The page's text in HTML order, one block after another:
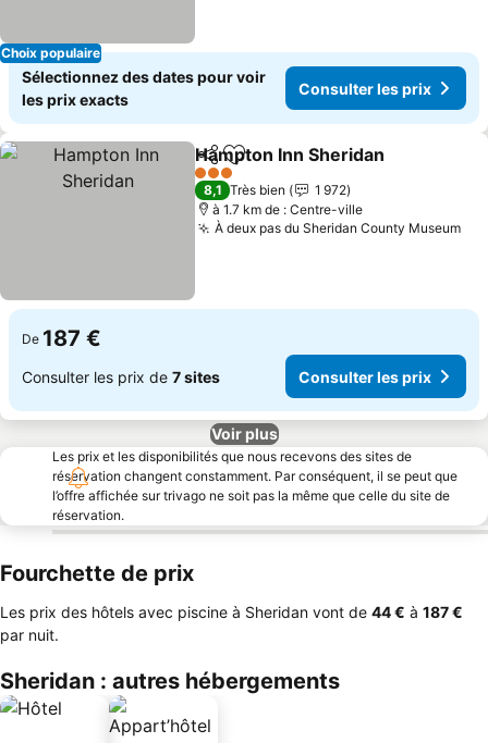
Choix populaire
Sélectionnez des dates pour voir
les prix exacts
Consulter les prix
PartagerAjouter à mes favoris
Hampton Inn Sheridan
3 Étoiles
8,1 Très bien
1 972
à 1.7 km de : Centre-ville
À deux pas du Sheridan County Museum
De 187 €
Consulter les prix de 7 sites Consulter les prix
Voir plus
Les prix et les disponibilités que nous recevons des sites de
réservation changent constamment. Par conséquent, il se peut que
l’offre affichée sur trivago ne soit pas la même que celle du site de
réservation.
Fourchette de prix
Les prix des hôtels avec piscine à Sheridan vont de ‎44 € à ‎187 €
par nuit.
Sheridan : autres hébergements